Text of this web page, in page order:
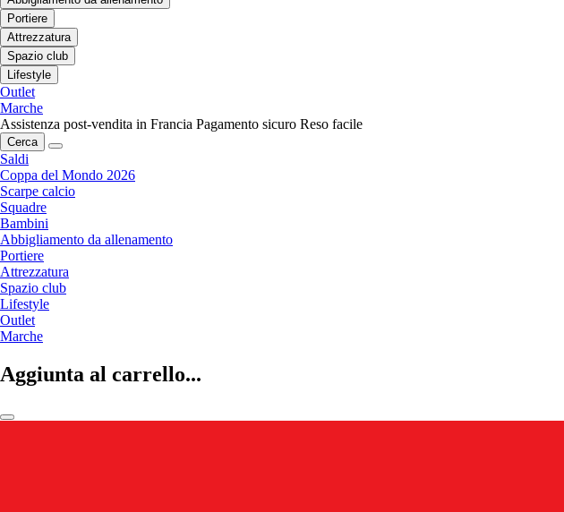
Portiere
Attrezzatura
Spazio club
Lifestyle
Outlet
Marche
Assistenza post-vendita in Francia Pagamento sicuro Reso facile
Cerca
Saldi
Coppa del Mondo 2026
Scarpe calcio
Squadre
Bambini
Abbigliamento da allenamento
Portiere
Attrezzatura
Spazio club
Lifestyle
Outlet
Marche
Aggiunta al carrello...